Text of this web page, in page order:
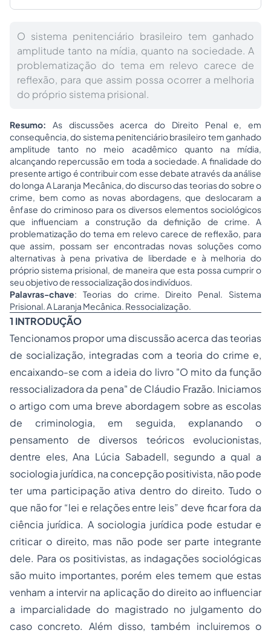
O sistema penitenciário brasileiro tem ganhado
amplitude tanto na mídia, quanto na sociedade. A
problematização do tema em relevo carece de
reflexão, para que assim possa ocorrer a melhoria
do próprio sistema prisional.
Resumo: As discussões acerca do Direito Penale, em
consequência, do sistema penitenciário brasileiro tem ganhado
amplitude tanto no meio acadêmico quanto na mídia,
alcançando repercussão em toda a sociedade. A finalidade do
presente artigo é contribuir com esse debate através da análise
do longa A Laranja Mecânica, do discurso das teorias do sobre o
crime, bem como as novas abordagens, que deslocaram a
ênfase do criminoso para os diversos elementos sociológicos
que influenciam a construção da definição de crime. A
problematização do tema em relevo carece de reflexão, para
que assim, possam ser encontradas novas soluções como
alternativas à pena privativa de liberdade e à melhoria do
próprio sistema prisional, de maneira que esta possa cumprir o
seu objetivo de ressocialização dos indivíduos.
Palavras-chave: Teorias do crime. Direito Penal. Sistema
Prisional. A Laranja Mecânica. Ressocialização.
1 INTRODUÇÃO
Tencionamos propor uma discussão acerca das teorias
de socialização, integradas com a teoria do crime e,
encaixando-se com a ideia do livro "O mito da função
ressocializadora da pena" de Cláudio Frazão. Iniciamos
o artigo com uma breve abordagem sobre as escolas
de criminologia, em seguida, explanando o
pensamento de diversos teóricos evolucionistas,
dentre eles, Ana Lúcia Sabadell, segundo a qual a
sociologia jurídica, na concepção positivista, não pode
ter uma participação ativa dentro do direito. Tudo o
que não for “lei e relações entre leis” deve ficar fora da
ciência jurídica. A sociologia jurídica pode estudar e
criticar o direito, mas não pode ser parte integrante
dele. Para os positivistas, as indagações sociológicas
são muito importantes, porém eles temem que estas
venham a intervir na aplicação do direito ao influenciar
a imparcialidade do magistrado no julgamento do
caso concreto. Além disso, também incluiremos o